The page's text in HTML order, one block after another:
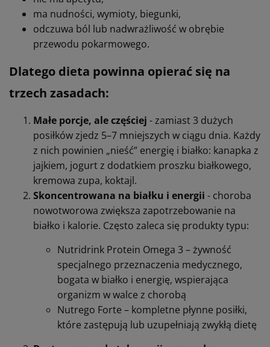
ma nudności, wymioty, biegunki,
odczuwa ból lub nadwrażliwość w obrębie
przewodu pokarmowego.
Dlatego dieta powinna opierać się na
trzech zasadach:
Małe porcje, ale częściej - zamiast 3 dużych
posiłków zjedz 5–7 mniejszych w ciągu dnia. Każdy
z nich powinien „nieść” energię i białko: kanapka z
jajkiem, jogurt z dodatkiem proszku białkowego,
kremowa zupa, koktajl.
Skoncentrowana na białku i energii - choroba
nowotworowa zwiększa zapotrzebowanie na
białko i kalorie. Często zaleca się produkty typu:
Nutridrink Protein Omega 3 – żywność
specjalnego przeznaczenia medycznego,
bogata w białko i energię, wspierająca
organizm w walce z chorobą
Nutrego Forte – kompletne płynne posiłki,
które zastępują lub uzupełniają zwykłą dietę